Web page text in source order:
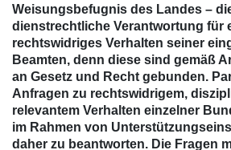
Weisungsbefugnis des Landes –
dienstrechtliche Verantwortung für
rechtswidriges Verhalten seiner
Beamten, denn diese sind gemäß
an Gesetz und Recht gebunden.
Anfragen zu rechtswidrigem,
relevantem Verhalten einzelner
im Rahmen von
daher zu beantworten. Die Fragen